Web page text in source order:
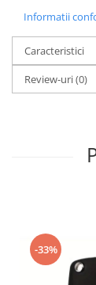
Informatii
Caracteristici
Review-uri(0)
-33%